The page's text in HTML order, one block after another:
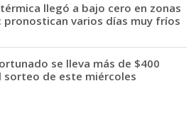
llegó a bajo cero en zonas
pronostican varios días muy fríos
se lleva más de $400
sorteo de este miércoles